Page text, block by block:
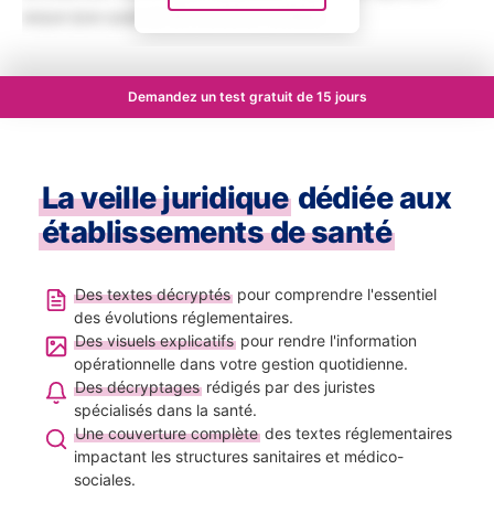
eaque ipsa quae ab illo inventore veritatis.
Demandez un test gratuit de 15 jours
La veille juridique dédiée aux
établissements de santé
Des textes décryptéspour comprendre l'essentiel
des évolutions réglementaires.
Des visuels explicatifspour rendre l'information
opérationnelle dans votre gestion quotidienne.
Des décryptagesrédigés par des juristes
spécialisés dans la santé.
Une couverture complètedes textes réglementaires
impactant les structures sanitaires et médico-
sociales.